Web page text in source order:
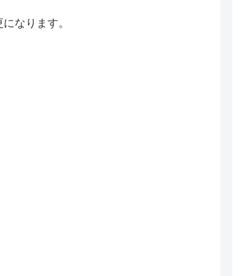
なります。